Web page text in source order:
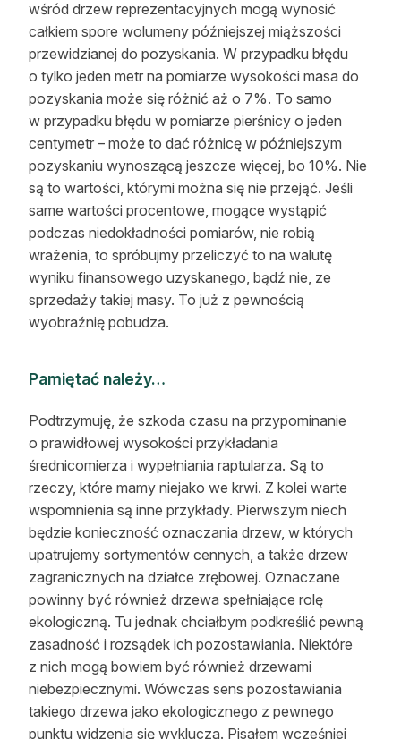
wśród drzew reprezentacyjnych mogą wynosić
całkiem spore wolumeny późniejszej miąższości
przewidzianej do pozyskania. W przypadku błędu
o tylko jeden metr na pomiarze wysokości masa do
pozyskania może się różnić aż o 7%. To samo
w przypadku błędu w pomiarze pierśnicy o jeden
centymetr – może to dać różnicę w późniejszym
pozyskaniu wynoszącą jeszcze więcej, bo 10%. Nie
są to wartości, którymi można się nie przejąć. Jeśli
same wartości procentowe, mogące wystąpić
podczas niedokładności pomiarów, nie robią
wrażenia, to spróbujmy przeliczyć to na walutę
wyniku finansowego uzyskanego, bądź nie, ze
sprzedaży takiej masy. To już z pewnością
wyobraźnię pobudza.
Pamiętać należy…
Podtrzymuję, że szkoda czasu na przypominanie
o prawidłowej wysokości przykładania
średnicomierza i wypełniania raptularza. Są to
rzeczy, które mamy niejako we krwi. Z kolei warte
wspomnienia są inne przykłady. Pierwszym niech
będzie konieczność oznaczania drzew, w których
upatrujemy sortymentów cennych, a także drzew
zagranicznych na działce zrębowej. Oznaczane
powinny być również drzewa spełniające rolę
ekologiczną. Tu jednak chciałbym podkreślić pewną
zasadność i rozsądek ich pozostawiania. Niektóre
z nich mogą bowiem być również drzewami
niebezpiecznymi. Wówczas sens pozostawiania
takiego drzewa jako ekologicznego z pewnego
punktu widzenia się wyklucza. Pisałem wcześniej